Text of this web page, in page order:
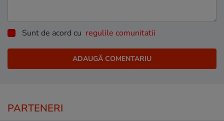
Sunt de acord cu regulile comunitatii
PARTENERI